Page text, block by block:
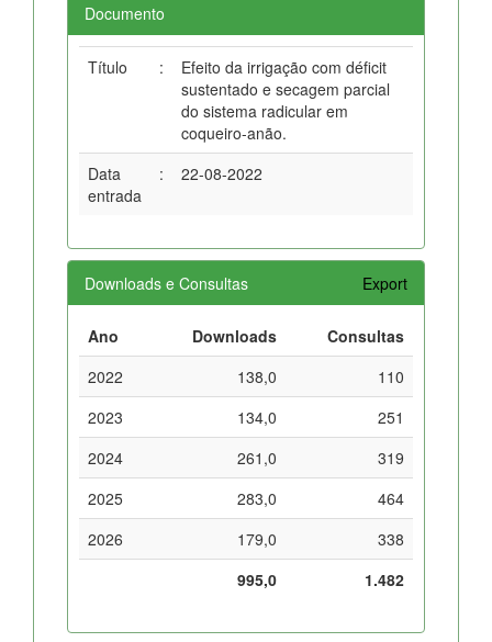
Documento
Título :
Efeito da irrigação com déficit
sustentado e secagem parcial
do sistema radicular em
coqueiro-anão.
Data
entrada
: 22-08-2022
Downloads e Consultas Export
Ano Downloads
Consultas
2022
138,0
110
2023
134,0
251
2024
261,0
319
2025
283,0
464
2026
179,0
338
995,0
1.482